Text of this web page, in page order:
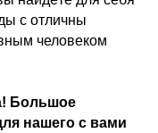
с отличны
человеком
Большое
нашего с вами